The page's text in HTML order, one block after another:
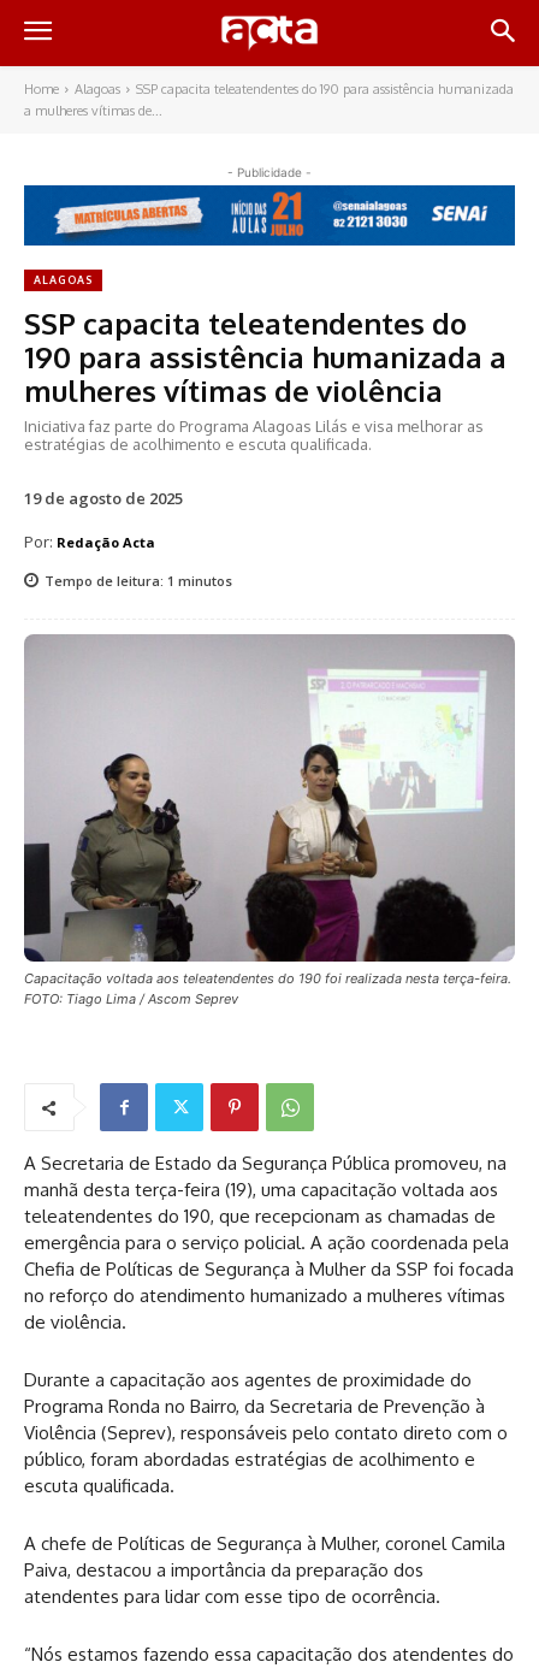
Home Alagoas
SSP capacita teleatendentes do 190 para assistência humanizada
a mulheres vítimas de...
- Publicidade -
ALAGOAS
SSP capacita teleatendentes do
190 para assistência humanizada a
mulheres vítimas de violência
Iniciativa faz parte do Programa Alagoas Lilás e visa melhorar as
estratégias de acolhimento e escuta qualificada.
19 de agosto de 2025
Por: Redação Acta
Tempo de leitura: 1 minutos
Capacitação voltada aos teleatendentes do 190 foi realizada nesta terça-feira.
FOTO: Tiago Lima / Ascom Seprev
A Secretaria de Estado da Segurança Pública promoveu, na
manhã desta terça-feira (19), uma capacitação voltada aos
teleatendentes do 190, que recepcionam as chamadas de
emergência para o serviço policial. A ação coordenada pela
Chefia de Políticas de Segurança à Mulher da SSP foi focada
no reforço do atendimento humanizado a mulheres vítimas
de violência.
Durante a capacitação aos agentes de proximidade do
Programa Ronda no Bairro, da Secretaria de Prevenção à
Violência (Seprev), responsáveis pelo contato direto com o
público, foram abordadas estratégias de acolhimento e
escuta qualificada.
A chefe de Políticas de Segurança à Mulher, coronel Camila
Paiva, destacou a importância da preparação dos
atendentes para lidar com esse tipo de ocorrência.
“Nós estamos fazendo essa capacitação dos atendentes do